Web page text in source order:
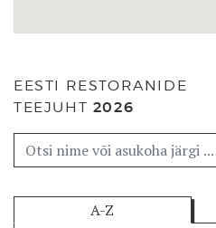
EESTI RESTORANIDE
TEEJUHT 2026
A-Z